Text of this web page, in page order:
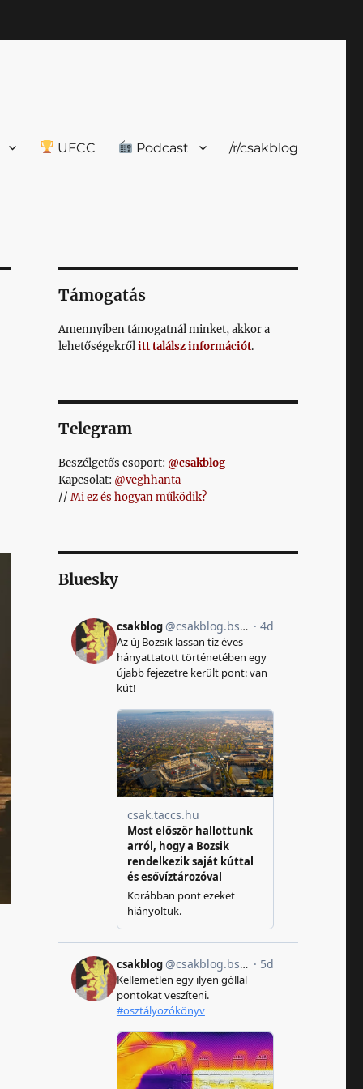
UFCC Podcast /r/csakblog
Támogatás
Amennyiben támogatnál minket, akkor a
lehetőségekrőlitt találsz információt.
Telegram
Beszélgetős csoport: @csakblog
Kapcsolat: @veghhanta
// Mi ez és hogyan működik?
Bluesky